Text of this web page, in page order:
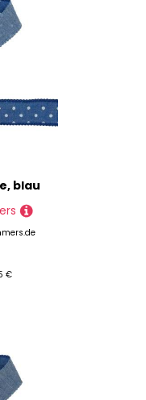
blau
€